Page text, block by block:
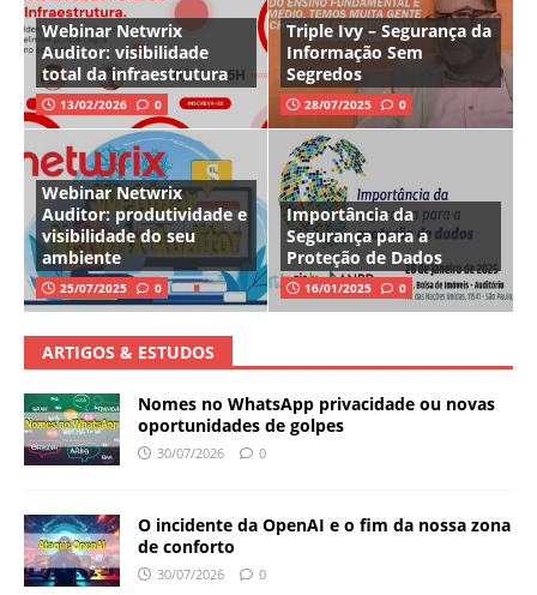
Webinar Netwrix
Auditor: visibilidade
total da infraestrutura
13/02/2026 0
Triple Ivy – Segurança da
Informação Sem
Segredos
28/07/2025 0
Webinar Netwrix
Auditor: produtividade e
visibilidade do seu
ambiente
25/07/2025 0
Importância da
Segurança para a
Proteção de Dados
16/01/2025 0
ARTIGOS & ESTUDOS
Nomes no WhatsApp privacidade ou novas
oportunidades de golpes
30/07/2026 0
O incidente da OpenAI e o fim da nossa zona
de conforto
30/07/2026 0